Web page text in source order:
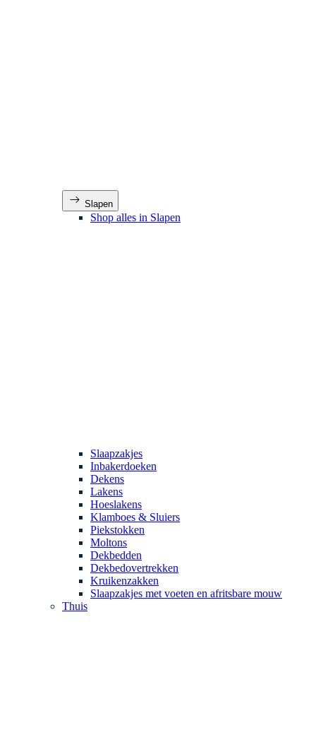
Slapen
Shop alles in Slapen
Slaapzakjes
Inbakerdoeken
Dekens
Lakens
Hoeslakens
Klamboes & Sluiers
Piekstokken
Moltons
Dekbedden
Dekbedovertrekken
Kruikenzakken
Slaapzakjes met voeten en afritsbare mouw
Thuis